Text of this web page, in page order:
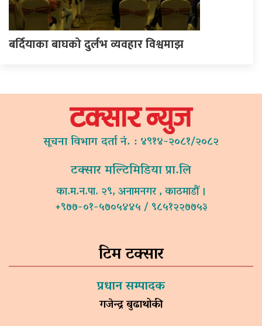
बर्दियाका बाघको दुर्लभ व्यवहार विश्वमाझ
सूचना विभाग दर्ता नं. : ४९१४-२०८१/२०८२
टक्सार मल्टिमिडिया प्रा.लि
का.म.न.पा. २९, अनामनगर , काठमाडौं ।
+९७७-०१-५७०५४४५ / ९८५१२२७७५३
टिम टक्सार
प्रधान सम्पादक
गजेन्द्र बुढाथोकी